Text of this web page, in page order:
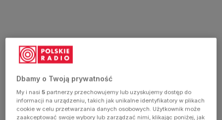
Dbamy o Twoją prywatność
My i nasi5 partnerzy przechowujemy lub uzyskujemy dostęp do
informacji na urządzeniu, takich jak unikalne identyfikatory w plikach
cookie w celu przetwarzania danych osobowych. Użytkownik może
zaakceptować swoje wybory lub zarządzać nimi, klikając poniżej, jak